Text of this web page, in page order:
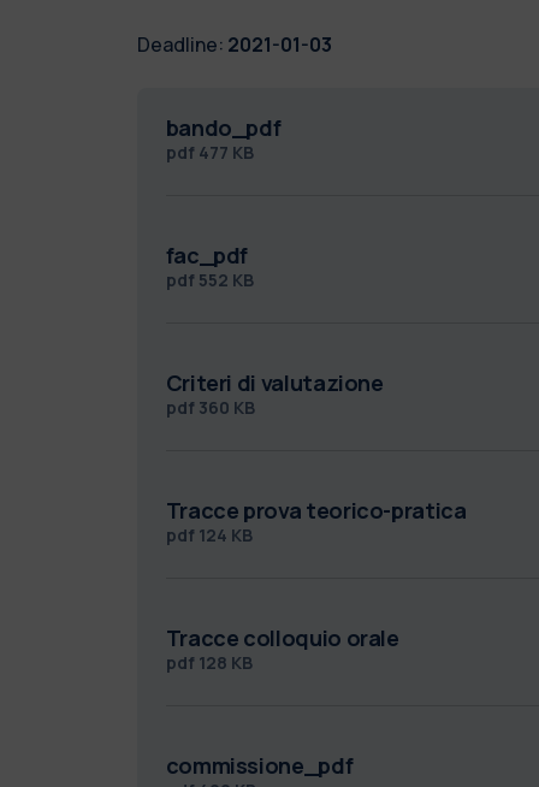
Deadline: 2021-01-03
bando_pdf
pdf 477 KB
fac_pdf
pdf 552 KB
Criteri di valutazione
pdf 360 KB
Tracce prova teorico-pratica
pdf 124 KB
Tracce colloquio orale
pdf 128 KB
commissione_pdf